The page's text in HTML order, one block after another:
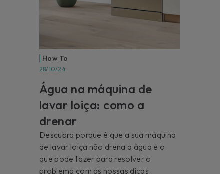
How To
28/10/24
Água na máquina de
lavar loiça: como a
drenar
Descubra porque é que a sua máquina
de lavar loiça não drena a água e o
que pode fazer para resolver o
problema com as nossas dicas